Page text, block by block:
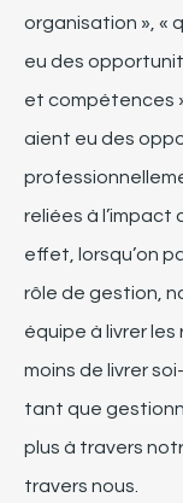
organisation », «
eu des
et compétences
aient eu des
reliées à l’impact
effet, lorsqu’on
rôle de gestion,
équipe à livrerles
moins de livrer
tant que
plus à travers
travers nous.